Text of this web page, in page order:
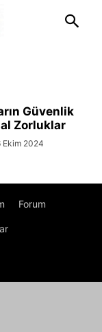
Güvenlik
Zorluklar
Ekim 2024
Forum